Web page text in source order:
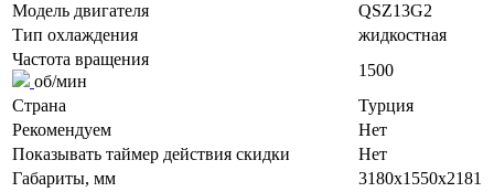
Модель двигателя
QSZ13G2
Тип охлаждения
жидкостная
Частота вращения
об/мин
1500
Страна
Турция
Рекомендуем
Нет
Показывать таймер действия скидки
Нет
Габариты, мм
3180x1550x2181